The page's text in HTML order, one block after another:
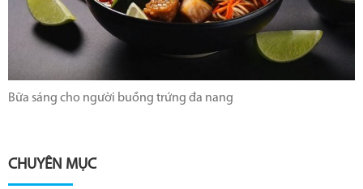
Bữa sáng cho người buồng trứng đa nang
CHUYÊN MỤC